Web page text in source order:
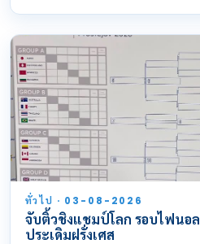
ทั่วไป · 03-08-2026
จับติ้วชิงแชมป์โลก รอบไฟนอ
ประเดิมฝรั่งเศส